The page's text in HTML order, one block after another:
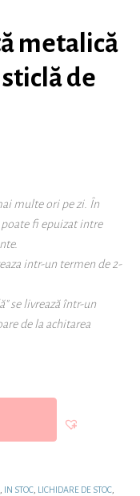
metalică
de
multe ori pe zi. În
poate fi epuizat intre
intr-un termen de 2-
se livrează într-un
de la achitarea
IN STOC LICHIDARE DE STOC